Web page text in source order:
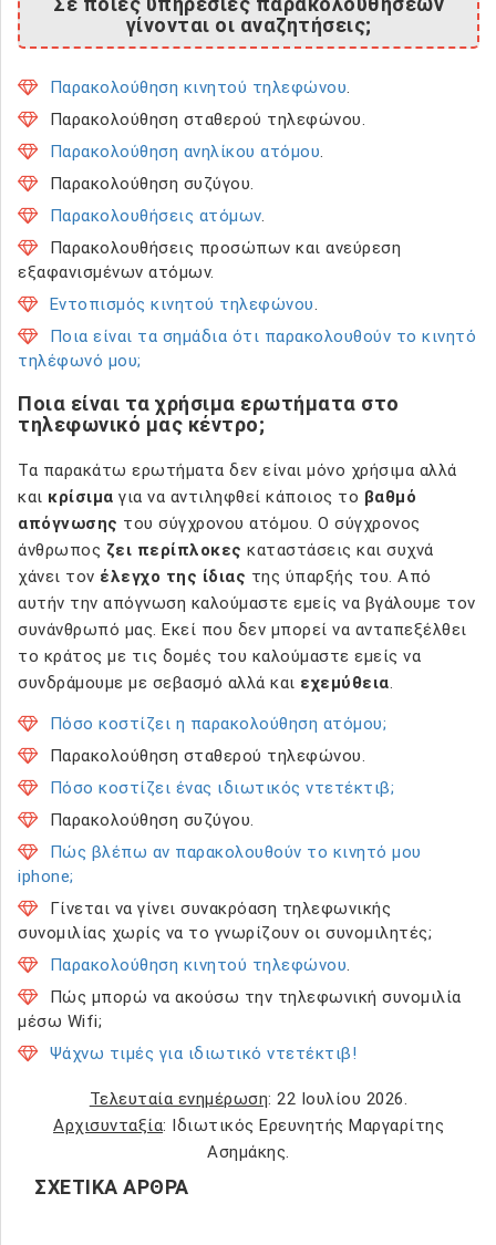
γίνονται οι αναζητήσεις;
Παρακολούθηση κινητού τηλεφώνου.
Παρακολούθηση σταθερού τηλεφώνου.
Παρακολούθηση ανηλίκου ατόμου.
Παρακολούθηση συζύγου.
Παρακολουθήσεις ατόμων.
Παρακολουθήσεις προσώπων και ανεύρεση
εξαφανισμένων ατόμων.
Εντοπισμός κινητού τηλεφώνου.
Ποια είναι τα σημάδια ότι παρακολουθούν το κινητό
τηλέφωνό μου;
Ποια είναι τα χρήσιμα ερωτήματα στο
τηλεφωνικό μας κέντρο;
Τα παρακάτω ερωτήματα δεν είναι μόνο χρήσιμα αλλά
και κρίσιμα για να αντιληφθεί κάποιος το βαθμό
απόγνωσης του σύγχρονου ατόμου. Ο σύγχρονος
άνθρωπος ζει περίπλοκες καταστάσεις και συχνά
χάνει τον έλεγχο της ίδιας της ύπαρξής του. Από
αυτήν την απόγνωση καλούμαστε εμείς να βγάλουμε τον
συνάνθρωπό μας. Εκεί που δεν μπορεί να ανταπεξέλθει
το κράτος με τις δομές του καλούμαστε εμείς να
συνδράμουμε με σεβασμό αλλά και εχεμύθεια.
Πόσο κοστίζει η παρακολούθηση ατόμου;
Παρακολούθηση σταθερού τηλεφώνου.
Πόσο κοστίζει ένας ιδιωτικός ντετέκτιβ;
Παρακολούθηση συζύγου.
Πώς βλέπω αν παρακολουθούν το κινητό μου
iphone;
Γίνεται να γίνει συνακρόαση τηλεφωνικής
συνομιλίας χωρίς να το γνωρίζουν οι συνομιλητές;
Παρακολούθηση κινητού τηλεφώνου.
Πώς μπορώ να ακούσω την τηλεφωνική συνομιλία
μέσω Wifi;
Ψάχνω τιμές για ιδιωτικό ντετέκτιβ!
Τελευταία ενημέρωση: 22 Ιουλίου 2026.
Αρχισυνταξία: Ιδιωτικός Ερευνητής Μαργαρίτης
Ασημάκης.
ΣΧΕΤΙΚΆ ΆΡΘΡΑ